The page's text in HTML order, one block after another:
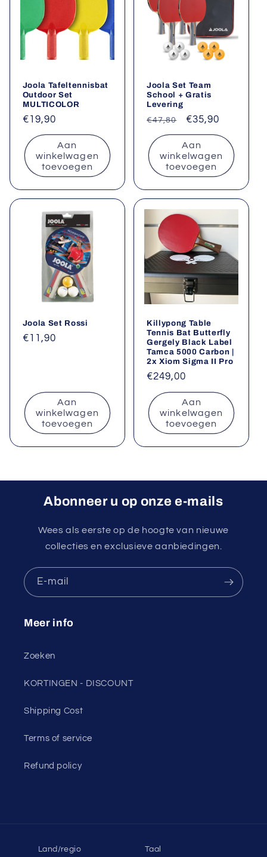
Joola Tafeltennisbat
Outdoor Set
MULTICOLOR
Normale
prijs
€19,90
Aan
winkelwagen
toevoegen
Joola Set Team
School + Gratis
Levering
Normale
prijs
€47,80 €35,90
Aan
winkelwagen
toevoegen
Joola Set Rossi
Normale
€11,90
Aan
winkelwagen
toevoegen
Killypong Table
Tennis Bat Butterfly
Gergely Black Label
Tamca 5000 Carbon |
2x Xiom Sigma II Pro
Normale
prijs
€249,00
Aan
winkelwagen
toevoegen
Abonneer u op onze e-mails
Wees als eerste op de hoogte van nieuwe
collecties en exclusieve aanbiedingen.
E‑mail
Meer info
Zoeken
KORTINGEN - DISCOUNT
Shipping Cost
Terms of service
Refund policy
Land/regio Taal